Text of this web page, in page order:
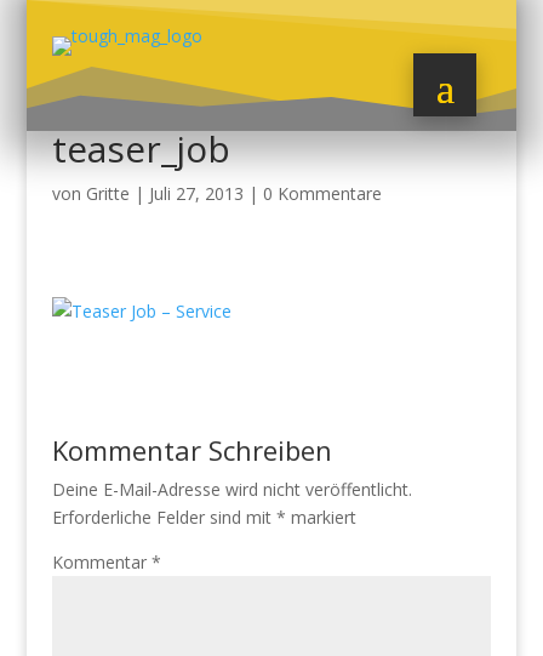
teaser_job
von Gritte | Juli 27, 2013 | 0 Kommentare
Kommentar Schreiben
Deine E-Mail-Adresse wird nicht veröffentlicht.
Erforderliche Felder sind mit * markiert
Kommentar *